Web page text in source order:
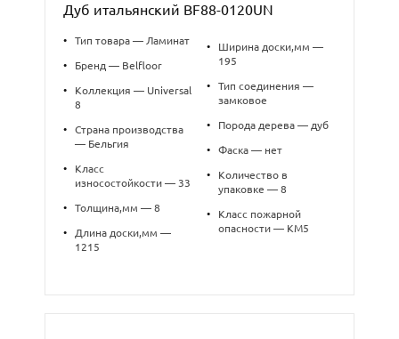
Дуб итальянский BF88-0120UN
• Тип товара — Ламинат
• Бренд — Belfloor
•
Коллекция — Universal
8
•
Страна производства
— Бельгия
•
Класс
износостойкости — 33
• Толщина,мм — 8
•
Длина доски,мм —
1215
•
Ширина доски,мм —
195
•
Тип соединения —
замковое
• Порода дерева — дуб
• Фаска — нет
•
Количество в
упаковке — 8
•
Класс пожарной
опасности — КМ5